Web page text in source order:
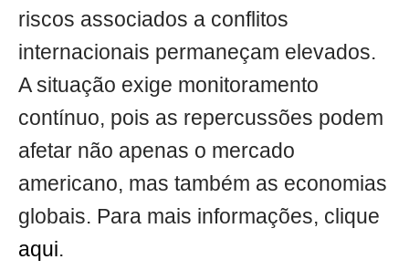
riscos associados a conflitos
internacionais permaneçam elevados.
A situação exige monitoramento
contínuo, pois as repercussões podem
afetar não apenas o mercado
americano, mas também as economias
globais. Para mais informações, clique
aqui.